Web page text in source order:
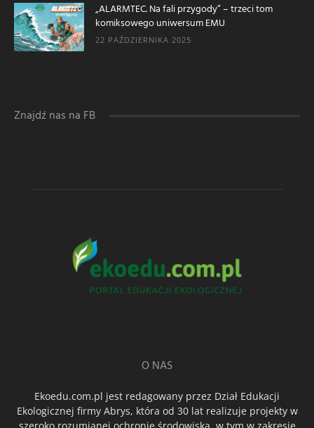
„ALARMTEC. Na fali przygody” – trzeci tom
komiksowego uniwersum EMU
22 PAŹDZIERNIKA 2025
Znajdź nas na FB
O NAS
Ekoedu.com.pl jest redagowany przez Dział Edukacji
Ekologicznej firmy Abrys, która od 30 lat realizuje projekty w